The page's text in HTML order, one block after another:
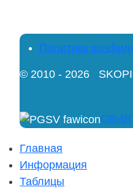
Политика
© 2010 - 2026
Главная
Информация
Таблицы